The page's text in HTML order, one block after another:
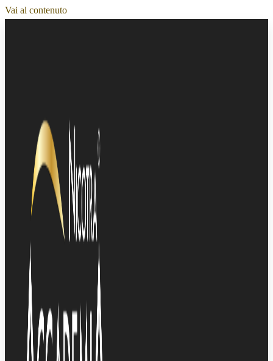
Vai al contenuto